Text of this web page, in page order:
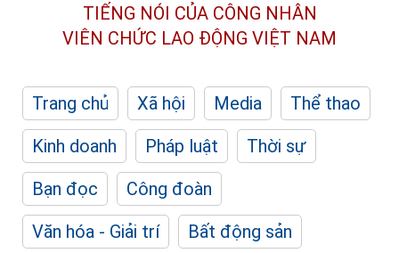
TIẾNG NÓI CỦA CÔNG NHÂN
VIÊN CHỨC LAO ĐỘNG VIỆT NAM
Trang chủ Xã hội Media
Thể thao
Kinh doanh
Pháp luật
Thời sự
Bạn đọc
Công đoàn
Văn hóa - Giải trí
Bất động sản